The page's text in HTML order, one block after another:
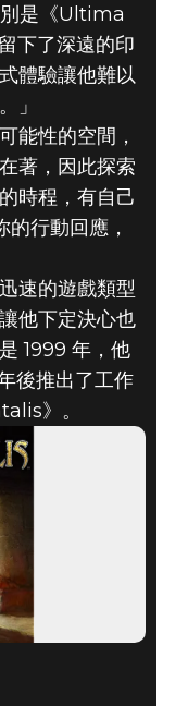
是《Ultima
下了深遠的印
體驗讓他難以
」
能性的空間，
著，因此探索
時程，有自己
行動回應，
速的遊戲類型
他下定決心也
1999 年，他
後推出了工作
》。